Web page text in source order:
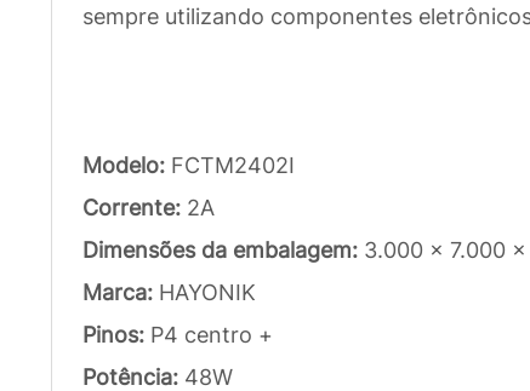
sempre utilizando componentes
Modelo: FCTM2402I
Corrente: 2A
Dimensões da embalagem: 3.000 x 7.000
Marca: HAYONIK
Pinos: P4 centro +
Potência: 48W